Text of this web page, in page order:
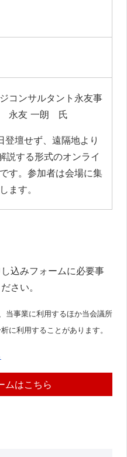
コンサルタント永友事
永友 一朗 氏
登壇せず、遠隔地より
説する形式のオンライ
す。参加者は会場に集
ます。
込みフォームに必要事
さい。
当事業に利用するほか当会議所
に利用することがあります。
ムはこちら